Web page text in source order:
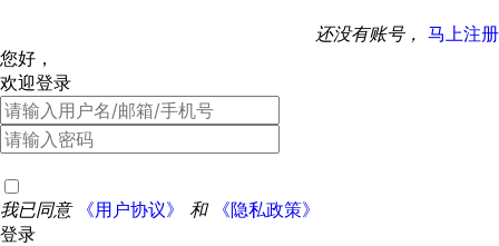
还没有账号， 马上注册
您好，
欢迎登录
我已同意 《用户协议》 和
《隐私政策》
登录